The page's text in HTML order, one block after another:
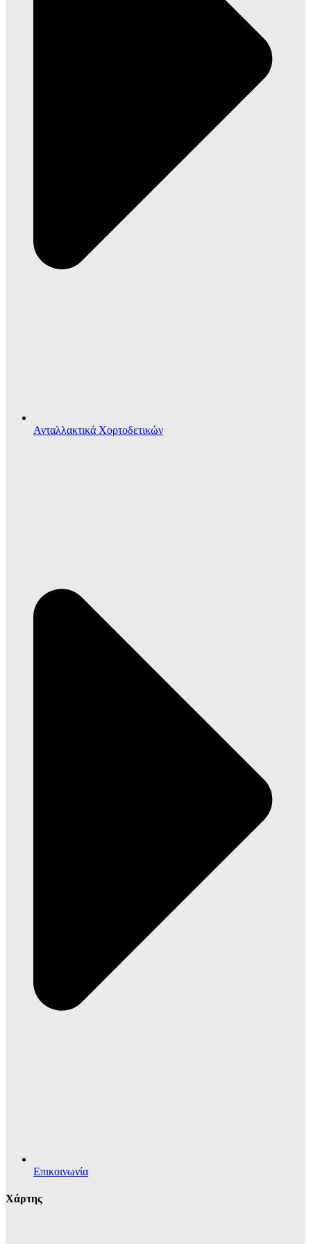
Ανταλλακτικά Χορτοδετικών
Επικοινωνία
Χάρτης